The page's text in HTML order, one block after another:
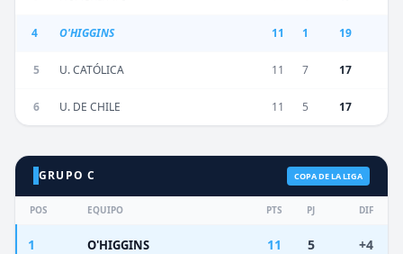
4 O'HIGGINS 11 1 19
5 U. CATÓLICA 11 7 17
6 U. DE CHILE 11 5 17
GRUPO C COPA DE LA LIGA
POS EQUIPO PTS PJ DIF
1 O'HIGGINS 11 5 +4